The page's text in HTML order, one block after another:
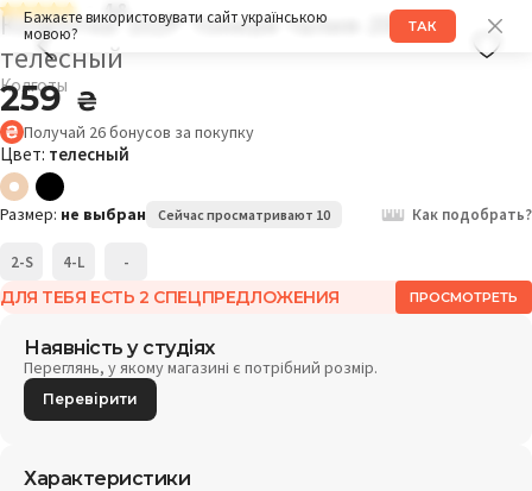
Бажаєте використовувати сайт українською
мовою?
ТАК
4.8
Колготки 102P Тонкая талия 20DEN
телесный
Колготы
259 ₴
Получай 26бонусов за покупку
Цвет: телесный
Размер: не выбран Сейчас просматривают 10 Как подобрать?
2-S 4-L -
ДЛЯ ТЕБЯ ЕСТЬ 2 СПЕЦПРЕДЛОЖЕНИЯ ПРОСМОТРЕТЬ
Наявність у студіях
Переглянь, у якому магазині є потрібний розмір.
Перевірити
Характеристики